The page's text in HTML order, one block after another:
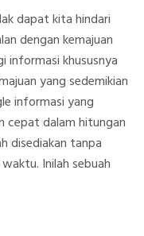
dapat kita hindari
dengan kemajuan
informasi khususnya
yang sedemikian
informasi yang
cepat dalam hitungan
disediakan tanpa
Inilah sebuah